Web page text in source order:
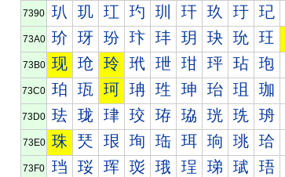
7390 玐 玑 玒 玓 玔 玕 玖 玗 玘
73A0 玠 玡 玢 玣 玤 玥 玦 玧 玨
73B0 现 玱 玲 玳 玴 玵 玶 玷 玸
73C0 珀 珁 珂 珃 珄 珅 珆 珇 珈
73D0 珐 珑 珒 珓 珔 珕 珖 珗 珘
73E0 珠 珡 珢 珣 珤 珥 珦 珧 珨
73F0 珰 珱 珲 珳 珴 珵 珶 珷 珸